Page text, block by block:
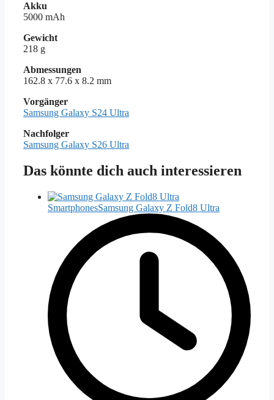
Akku
5000 mAh
Gewicht
218 g
Abmessungen
162.8 x 77.6 x 8.2 mm
Vorgänger
Samsung Galaxy S24 Ultra
Nachfolger
Samsung Galaxy S26 Ultra
Das könnte dich auch interessieren
SmartphonesSamsung Galaxy Z Fold8 Ultra